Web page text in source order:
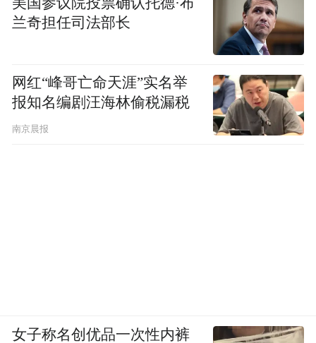
兰奇担任司法部长
网红“峰哥亡命天涯”实名举
报知名编剧汪海林偷税漏税
南京晨报
女子称名创优品一次性内裤